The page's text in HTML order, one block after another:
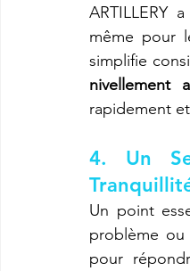
ARTILLERY
même pour
nivellement
rapidement
4. Un
Un point
problème
pour